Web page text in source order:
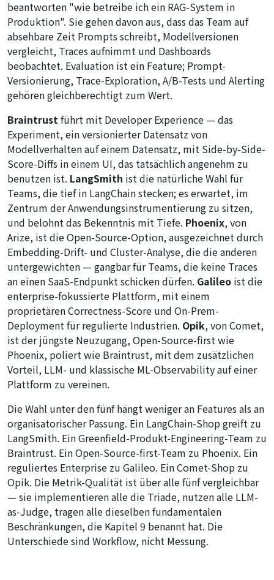
beantworten "wie betreibe ich ein RAG-System in
Produktion". Sie gehen davon aus, dass das Team auf
absehbare Zeit Prompts schreibt, Modellversionen
vergleicht, Traces aufnimmt und Dashboards
beobachtet. Evaluation ist ein Feature; Prompt-
Versionierung, Trace-Exploration, A/B-Tests und Alerting
gehören gleichberechtigt zum Wert.
Braintrustführt mit Developer Experience — das
Experiment, ein versionierter Datensatz von
Modellverhalten auf einem Datensatz, mit Side-by-Side-
Score-Diffs in einem UI, das tatsächlich angenehm zu
benutzen ist. LangSmith ist die natürliche Wahl für
Teams, die tief in LangChain stecken; es erwartet, im
Zentrum der Anwendungsinstrumentierung zu sitzen,
und belohnt das Bekenntnis mit Tiefe. Phoenix, von
Arize, ist die Open-Source-Option, ausgezeichnet durch
Embedding-Drift- und Cluster-Analyse, die die anderen
untergewichten — gangbar für Teams, die keine Traces
an einen SaaS-Endpunkt schicken dürfen. Galileo ist die
enterprise-fokussierte Plattform, mit einem
proprietären Correctness-Score und On-Prem-
Deployment für regulierte Industrien. Opik, von Comet,
ist der jüngste Neuzugang, Open-Source-first wie
Phoenix, poliert wie Braintrust, mit dem zusätzlichen
Vorteil, LLM- und klassische ML-Observability auf einer
Plattform zu vereinen.
Die Wahl unter den fünf hängt weniger an Features als an
organisatorischer Passung. Ein LangChain-Shop greift zu
LangSmith. Ein Greenfield-Produkt-Engineering-Team zu
Braintrust. Ein Open-Source-first-Team zu Phoenix. Ein
reguliertes Enterprise zu Galileo. Ein Comet-Shop zu
Opik. Die Metrik-Qualität ist über alle fünf vergleichbar
— sie implementieren alle die Triade, nutzen alle LLM-
as-Judge, tragen alle dieselben fundamentalen
Beschränkungen, die Kapitel 9 benannt hat. Die
Unterschiede sind Workflow, nicht Messung.